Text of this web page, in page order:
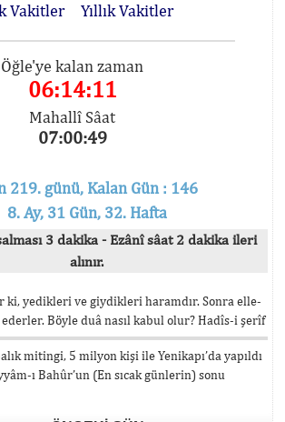
Vakitler
Yıllık Vakitler
Öğle'ye kalan zaman
06:14:11
Mahallî Sâat
07:00:49
219. günü, Kalan Gün : 146
8. Ay, 31 Gün, 32. Hafta
3 dakika - Ezânî sâat 2 dakika ileri
alınır.
ki, yedikleri ve giydikleri haramdır. Sonra elle-
Böyle duâ nasıl kabul olur? Hadîs-i şerîf
mitingi, 5 milyon kişi ile Yenikapı’da yapıldı
ı Bahûr’un (En sıcak günlerin) sonu